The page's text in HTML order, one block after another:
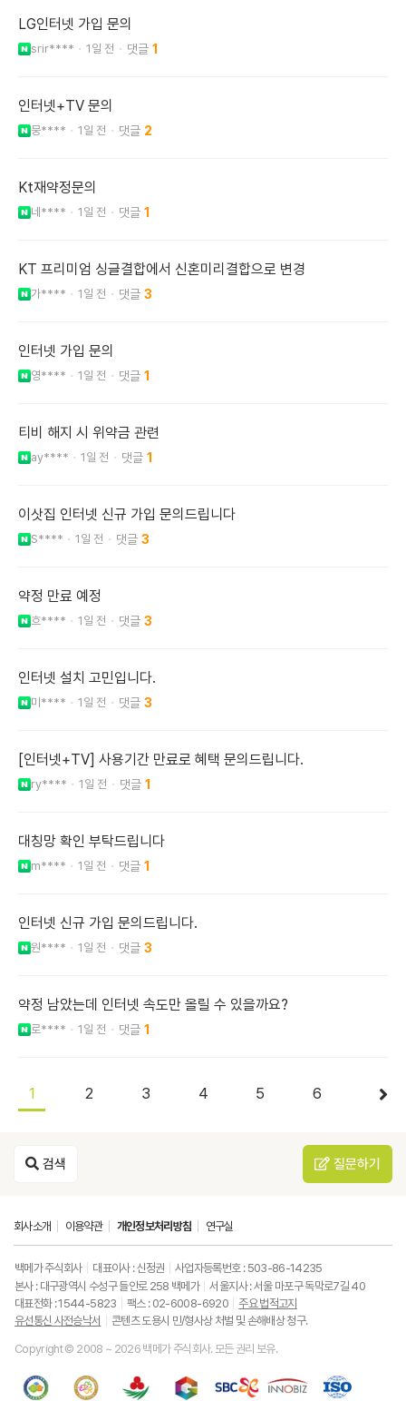
LG인터넷 가입 문의
srir**** 1일 전 1
인터넷+TV 문의
뭉**** 1일 전 2
Kt재약정문의
네**** 1일 전 1
KT 프리미엄 싱글결합에서 신혼미리결합으로 변경
가**** 1일 전 3
인터넷 가입 문의
영**** 1일 전 1
티비 해지 시 위약금 관련
ay**** 1일 전 1
이삿집 인터넷 신규 가입 문의드립니다
S**** 1일 전 3
약정 만료 예정
흐**** 1일 전 3
인터넷 설치 고민입니다.
미**** 1일 전 3
[인터넷+TV] 사용기간 만료로 혜택 문의드립니다.
ry**** 1일 전 1
대칭망 확인 부탁드립니다
m**** 1일 전 1
인터넷 신규 가입 문의드립니다.
원**** 1일 전 3
약정 남았는데 인터넷 속도만 올릴 수 있을까요?
로**** 1일 전 1
1 2 3 4 5 6
검색 질문하기
회사소개 이용약관 개인정보처리방침 연구실
백메가 주식회사 대표이사 : 신정권
사업자등록번호 : 503-86-14235
본사 : 대구광역시 수성구 들안로 258 백메가
서울지사 : 서울 마포구 독막로7길 40
대표전화 : 1544-5823
팩스 : 02-6008-6920
주요 법적고지
유선통신 사전승낙서
콘텐츠 도용시 민/형사상 처벌 및 손해배상 청구.
Copyright © 2008 ~ 2026 백메가 주식회사. 모든 권리 보유.
랑
중
소
중
소
ISO9001